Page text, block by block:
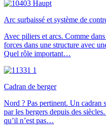
Arc surbaissé et système de
Avec piliers et arcs. Comme
forces dans une structure avec
Quel rôle important…
Cadran de berger
Nord ? Pas pertinent. Un cadran
par les bergers depuis des
qu’il n’est pas…